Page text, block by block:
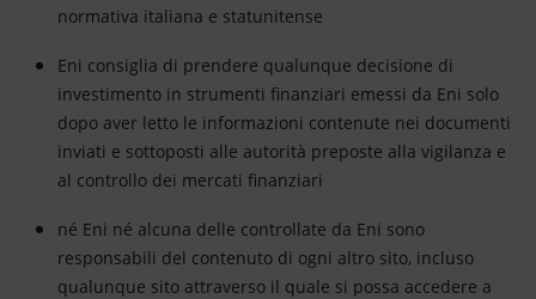
normativa italiana e statunitense
Eni consiglia di prendere qualunque decisione di
investimento in strumenti finanziari emessi da Eni solo
dopo aver letto le informazioni contenute nei documenti
inviati e sottoposti alle autorità preposte alla vigilanza e
al controllo dei mercati finanziari
né Eni né alcuna delle controllate da Eni sono
responsabili del contenuto di ogni altro sito, incluso
qualunque sito attraverso il quale si possa accedere a